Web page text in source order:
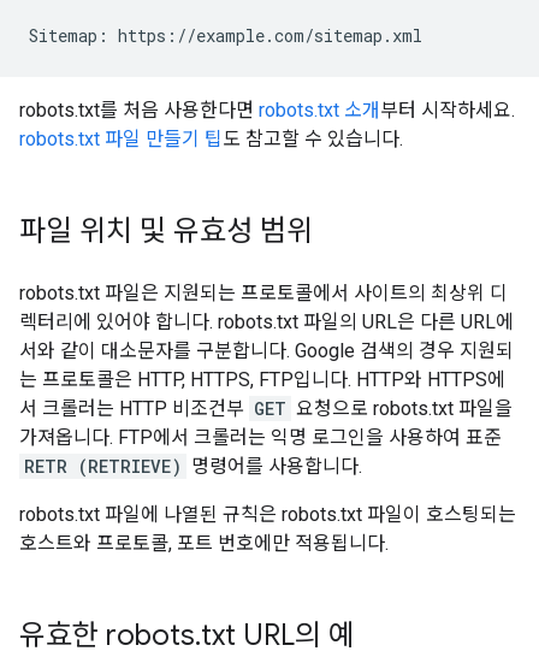
Sitemap: https://example.com/sitemap.xml
robots.txt를 처음 사용한다면 robots.txt 소개 부터 시작하세요.
robots.txt 파일 만들기 팁 도 참고할 수 있습니다.
파일 위치 및 유효성 범위
robots.txt 파일은 지원되는 프로토콜에서 사이트의 최상위 디
렉터리에 있어야 합니다. robots.txt 파일의 URL은 다른 URL에
서와 같이 대소문자를 구분합니다. Google 검색의 경우 지원되
는 프로토콜은 HTTP, HTTPS, FTP입니다. HTTP와 HTTPS에
서 크롤러는 HTTP 비조건부 GET 요청으로 robots.txt 파일을
가져옵니다. FTP에서 크롤러는 익명 로그인을 사용하여 표준
RETR (RETRIEVE) 명령어를 사용합니다.
robots.txt 파일에 나열된 규칙은 robots.txt 파일이 호스팅되는
호스트와 프로토콜, 포트 번호에만 적용됩니다.
유효한 robots.txt URL의 예